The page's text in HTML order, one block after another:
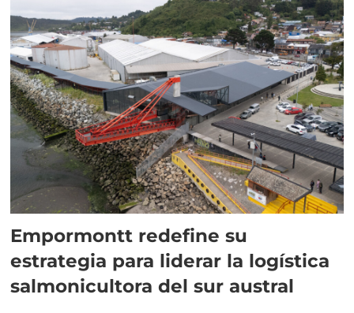
Empormontt redefine su
estrategia para liderar la logística
salmonicultora del sur austral